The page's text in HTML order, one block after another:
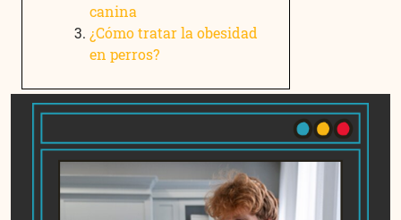
canina
¿Cómo tratar la obesidad
en perros?